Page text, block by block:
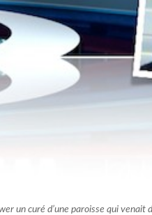
un curé d’une paroisse qui venait